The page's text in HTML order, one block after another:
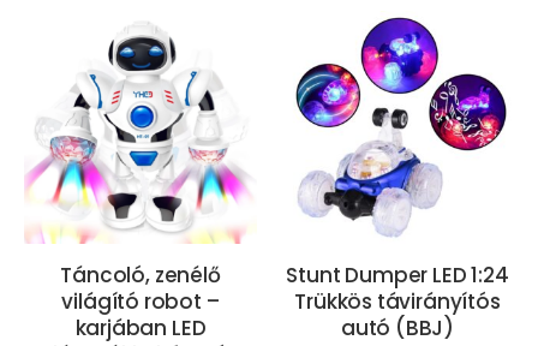
Táncoló, zenélő
világító robot –
karjában LED
Stunt Dumper LED 1:24
Trükkös távirányítós
autó (BBJ)